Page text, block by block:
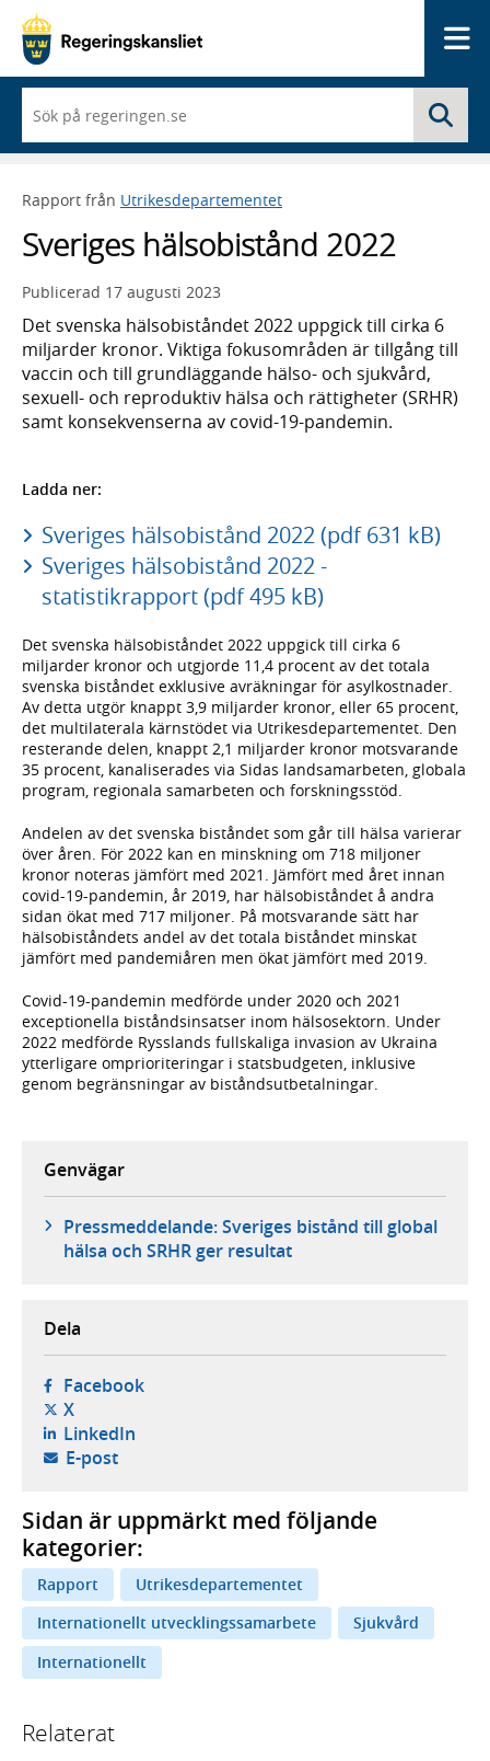
du
börjar
skriva
framträder
lista
med
sökförslag
Rapport från Utrikesdepartementet
Sveriges hälsobistånd 2022
Publicerad 17 augusti 2023
Det svenska hälsobiståndet 2022 uppgick till cirka 6
miljarder kronor. Viktiga fokusområden är tillgång till
vaccin och till grundläggande hälso- och sjukvård,
sexuell- och reproduktiv hälsa och rättigheter (SRHR)
samt konsekvenserna av covid-19-pandemin.
Ladda ner:
Sveriges hälsobistånd 2022 (pdf 631 kB)
Sveriges hälsobistånd 2022 -
statistikrapport (pdf 495 kB)
Det svenska hälsobiståndet 2022 uppgick till cirka 6
miljarder kronor och utgjorde 11,4 procent av det totala
svenska biståndet exklusive avräkningar för asylkostnader.
Av detta utgör knappt 3,9 miljarder kronor, eller 65 procent,
det multilaterala kärnstödet via Utrikesdepartementet. Den
resterande delen, knappt 2,1 miljarder kronor motsvarande
35 procent, kanaliserades via Sidas landsamarbeten, globala
program, regionala samarbeten och forskningsstöd.
Andelen av det svenska biståndet som går till hälsa varierar
över åren. För 2022 kan en minskning om 718 miljoner
kronor noteras jämfört med 2021. Jämfört med året innan
covid-19-pandemin, år 2019, har hälsobiståndet å andra
sidan ökat med 717 miljoner. På motsvarande sätt har
hälsobiståndets andel av det totala biståndet minskat
jämfört med pandemiåren men ökat jämfört med 2019.
Covid-19-pandemin medförde under 2020 och 2021
exceptionella biståndsinsatser inom hälsosektorn. Under
2022 medförde Rysslands fullskaliga invasion av Ukraina
ytterligare omprioriteringar i statsbudgeten, inklusive
genom begränsningar av biståndsutbetalningar.
Genvägar
Pressmeddelande: Sveriges bistånd till global
hälsa och SRHR ger resultat
Dela
Facebook- öppnas i ny flik, extern webbplats,
X- öppnas i ny flik, extern webbplats,
LinkedIn- öppnas i ny flik, extern webbplats,
E-post- öppnar din e-postklient,
Sidan är uppmärkt med följande
kategorier:
Rapport
Utrikesdepartementet
Internationellt utvecklingssamarbete
Sjukvård
Internationellt
Relaterat